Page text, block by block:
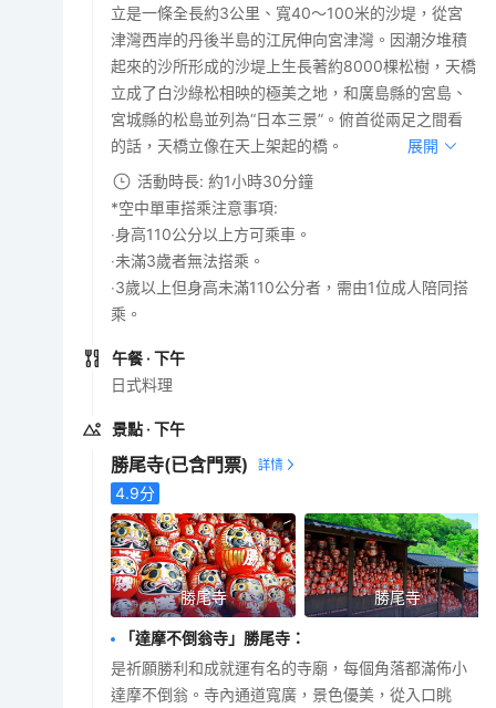
立是一條全長約3公里、寬40～100米的沙堤，從宮
津灣西岸的丹後半島的江尻伸向宮津灣。因潮汐堆積
起來的沙所形成的沙堤上生長著約8000棵松樹，天橋
立成了白沙綠松相映的極美之地，和廣島縣的宮島、
宮城縣的松島並列為“日本三景”。俯首從兩足之間看
的話，天橋立像在天上架起的橋。
展開
活動時長: 約1小時30分鐘
*空中單車搭乘注意事項:
‧身高110公分以上方可乘車。
‧未滿3歲者無法搭乘。
‧3歲以上但身高未滿110公分者，需由1位成人陪同搭
乘。
午餐 · 下午
日式料理
景點 · 下午
勝尾寺(已含門票)
4.9分
勝尾寺 勝尾寺
「達摩不倒翁寺」勝尾寺 ：
是祈願勝利和成就運有名的寺廟，每個角落都滿佈小
達摩不倒翁。寺內通道寬廣，景色優美，從入口眺